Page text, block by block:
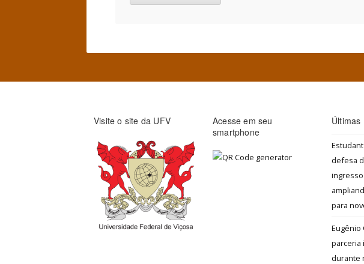
Visite o site da UFV
Acesse em seu
smartphone
Últimas
defesa
para
Eugênio
parceria
durante